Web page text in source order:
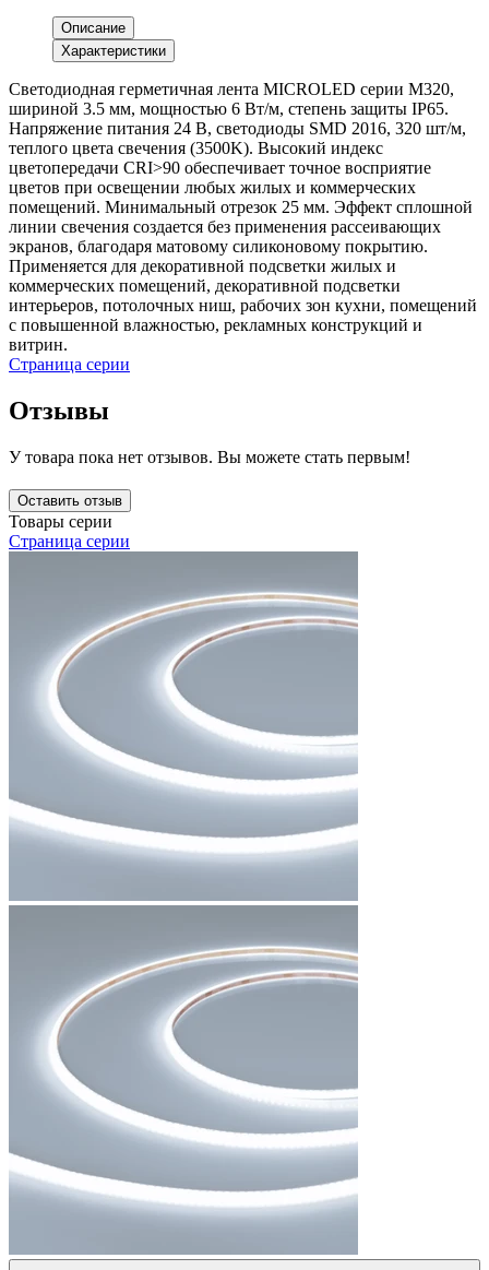
Описание
Характеристики
Светодиодная герметичная лента MICROLED серии M320,
шириной 3.5 мм, мощностью 6 Вт/м, степень защиты IP65.
Напряжение питания 24 В, светодиоды SMD 2016, 320 шт/м,
теплого цвета свечения (3500K). Высокий индекс
цветопередачи CRI>90 обеспечивает точное восприятие
цветов при освещении любых жилых и коммерческих
помещений. Минимальный отрезок 25 мм. Эффект сплошной
линии свечения создается без применения рассеивающих
экранов, благодаря матовому силиконовому покрытию.
Применяется для декоративной подсветки жилых и
коммерческих помещений, декоративной подсветки
интерьеров, потолочных ниш, рабочих зон кухни, помещений
с повышенной влажностью, рекламных конструкций и
витрин.
Страница серии
Отзывы
У товара пока нет отзывов. Вы можете стать первым!
Оставить отзыв
Товары серии
Страница серии